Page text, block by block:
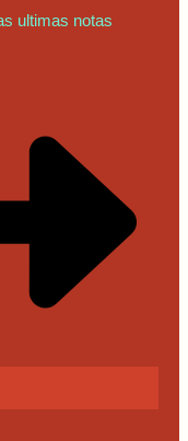
ultimas notas